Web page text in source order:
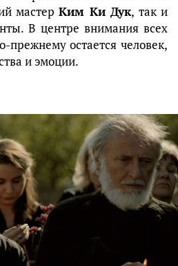
мастерКим Ки Дук, так и
В центре внимания всех
прежнему остается человек,
и эмоции.